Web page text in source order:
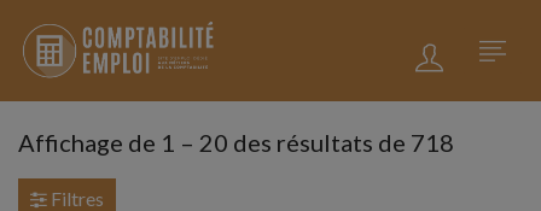
Affichage de 1 – 20 des résultats de 718
Filtres